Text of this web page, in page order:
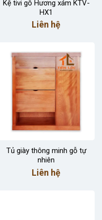
Kệ tivi gỗ Hương xám KTV-
HX1
Liên hệ
Tủ giày thông minh gỗ tự
nhiên
Liên hệ